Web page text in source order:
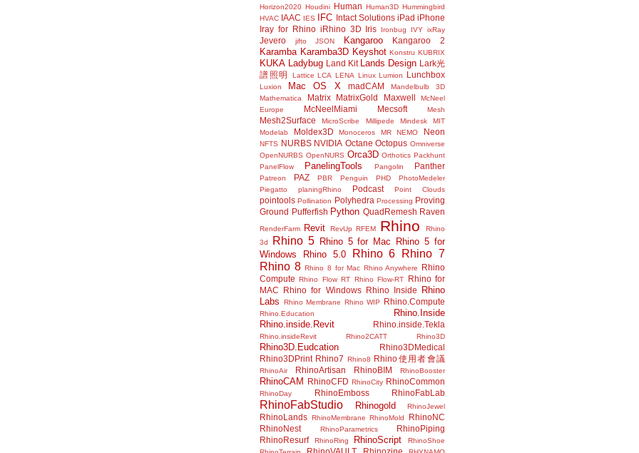
Horizon2020 Houdini Human Human3D Hummingbird
HVAC IAAC IES IFC Intact Solutions iPad iPhone
Iray for Rhino iRhino 3D Iris Ironbug IVY ixRay
Jevero jifto JSON Kangaroo Kangaroo 2
Karamba Karamba3D Keyshot Konstru KUBRIX
KUKA Ladybug Land Kit Lands Design Lark光
譜照明
Lattice LCA LENA Linux Lumion Lunchbox
Luxion Mac OS X madCAM
Mandelbulb 3D
Mathematica
Matrix MatrixGold Maxwell
McNeel
Europe
McNeelMiami Mecsoft Mesh
Mesh2Surface MicroScribe Millipede Mindesk
MIT
Modelab
Moldex3D Monoceros MR NEMO Neon
NFTS NURBS NVIDIA Octane Octopus Omniverse
OpenNURBS OpenNURS Orca3D Orthotics Packhunt
PanelFlow
PanelingTools Pangolin Panther
Patreon PAZ PBR Penguin PHD
PhotoMedeler
Piegatto
planingRhino Podcast Point Clouds
pointools Pollination Polyhedra Processing Proving
Ground Pufferfish Python QuadRemesh Raven
RenderFarm Revit RevUp RFEM Rhino
Rhino
3d
Rhino 5 Rhino 5 for Mac
Rhino 5 for
Windows
Rhino 5.0 Rhino 6
Rhino 7
Rhino 8 Rhino 8 for Mac Rhino Anywhere
Rhino
Compute Rhino Flow RT Rhino Flow-RT
Rhino for
MAC
Rhino for Windows Rhino Inside
Rhino
Labs
Rhino Membrane Rhino WIP Rhino.Compute
Rhino.Education
Rhino.Inside
Rhino.inside.Revit
Rhino.inside.Tekla
Rhino.insideRevit Rhino2CATT Rhino3D
Rhino3D.Eudcation
Rhino3DMedical
Rhino3DPrint Rhino7 Rhino8 Rhino使用者會議
RhinoAir RhinoArtisan RhinoBIM RhinoBooster
RhinoCAM RhinoCFD RhinoCity RhinoCommon
RhinoDay RhinoEmboss RhinoFabLab
RhinoFabStudio Rhinogold RhinoJewel
RhinoLands RhinoMembrane RhinoMold
RhinoNC
RhinoNest
RhinoParametrics
RhinoPiping
RhinoResurf
RhinoRing RhinoScript
RhinoShoe